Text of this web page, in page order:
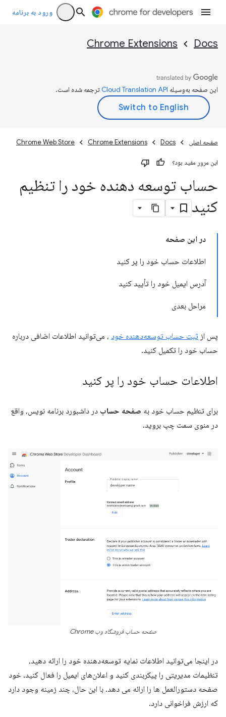
ورود به برنامه
Docs
Chrome Extensions
این صفحه به‌وسیله ترجمه شده است.
صفحه اصلی Docs
Chrome Extensions
Chrome Web Store
این مرور مفید بود؟
حساب توسعه دهنده خود را تنظیم
کنید
در این صفحه
اطلاعات حساب خود را پر کنید
آدرس ایمیل خود را تأیید کنید
مراحل بعدی
پس از ثبت حساب توسعه‌دهنده خود ، می‌توانید اطلاعات اضافی درباره
حساب خود را تکمیل کنید.
اطلاعات حساب خود را پر کنید
برای تنظیم حساب خود به صفحه حساب در داشبورد برنامه نویس، واقع
در منوی سمت چپ بروید.
صفحه حساب فروشگاه وب Chrome
در اینجا می‌توانید اطلاعات نمایه توسعه‌دهنده خود را ارائه دهید،
تنظیمات مدیریتی را پیکربندی کنید و اعلان‌های ایمیل را فعال کنید. خود
صفحه دستورالعمل ها را ارائه می دهد. با این حال، چند زمینه وجود دارد
که ارزش فراخوانی دارد.